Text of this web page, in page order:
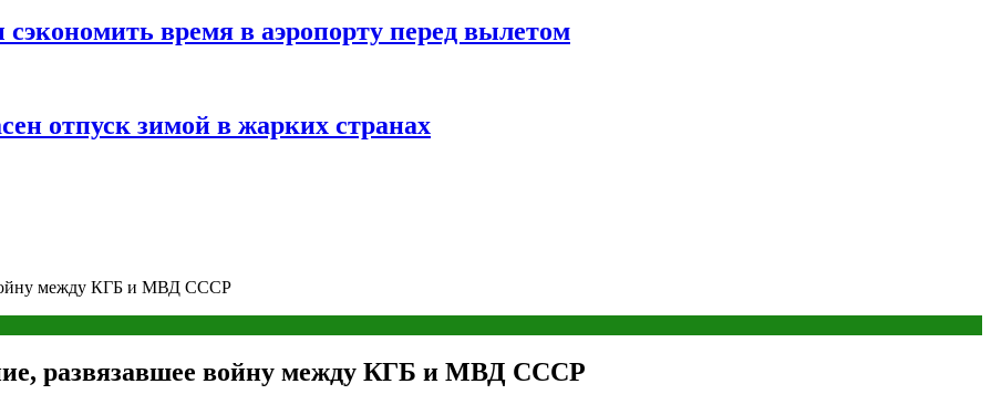
время в аэропорту перед вылетом
отпуск зимой в жарких странах
войну между КГБ и МВД СССР
развязавшее войну между КГБ и МВД СССР